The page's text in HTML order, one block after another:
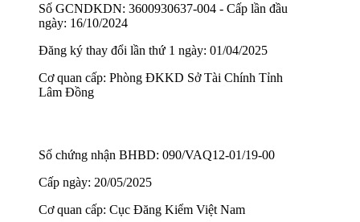
Số GCNDKDN: 3600930637-004 - Cấp lần đầu
ngày: 16/10/2024
Đăng ký thay đổi lần thứ 1 ngày: 01/04/2025
Cơ quan cấp: Phòng ĐKKD Sở Tài Chính Tỉnh
Lâm Đồng
Số chứng nhận BHBD: 090/VAQ12-01/19-00
Cấp ngày: 20/05/2025
Cơ quan cấp: Cục Đăng Kiểm Việt Nam